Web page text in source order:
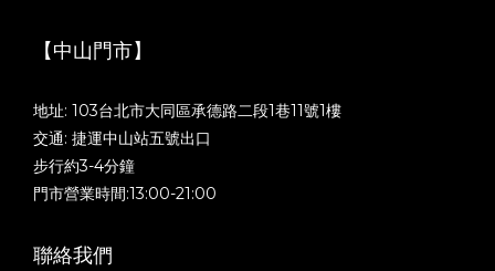
【中山門市】
地址: 103台北市大同區承德路二段1巷11號1樓
交通: 捷運中山站五號出口
步行約3-4分鐘
門市營業時間:13:00-21:00
聯絡我們